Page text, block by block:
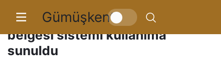
Gümüşkent
AB’ye ihracatta A.TR dolaşım
belgesi sistemi kullanıma
sunuldu